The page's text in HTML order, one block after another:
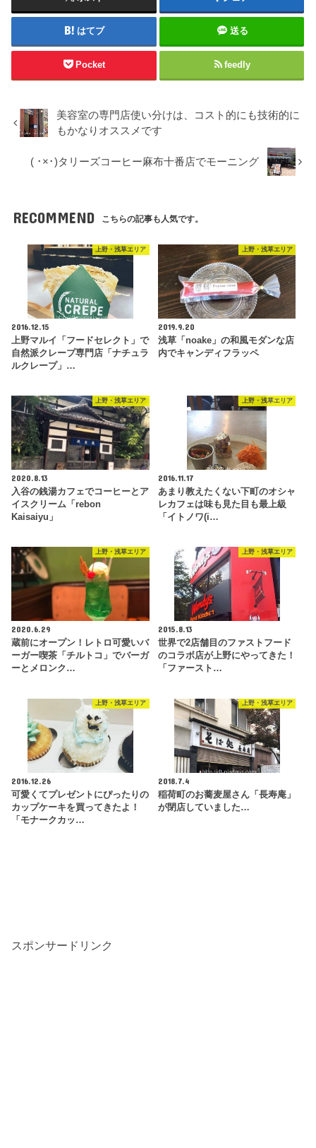
はてブ 送る
Pocket feedly
美容室の専門店使い分けは、コスト的にも技術的に
もかなりオススメです
( ･×･)タリーズコーヒー麻布十番店でモーニング
RECOMMEND こちらの記事も人気です。
上野・浅草エリア
2016.12.15
上野マルイ「フードセレクト」で
自然派クレープ専門店「ナチュラ
ルクレープ」…
上野・浅草エリア
2019.9.20
浅草「noake」の和風モダンな店
内でキャンディフラッペ
上野・浅草エリア
2020.8.13
入谷の銭湯カフェでコーヒーとア
イスクリーム「rebon
Kaisaiyu」
上野・浅草エリア
2016.11.17
あまり教えたくない下町のオシャ
レカフェは味も見た目も最上級
「イトノワ(i…
上野・浅草エリア
2020.6.29
蔵前にオープン！レトロ可愛いバ
ーガー喫茶「チルトコ」でバーガ
ーとメロンク…
上野・浅草エリア
2015.8.13
世界で2店舗目のファストフード
のコラボ店が上野にやってきた！
「ファースト…
上野・浅草エリア
2016.12.26
可愛くてプレゼントにぴったりの
カップケーキを買ってきたよ！
「モナークカッ…
上野・浅草エリア
2018.7.4
稲荷町のお蕎麦屋さん「長寿庵」
が閉店していました…
スポンサードリンク